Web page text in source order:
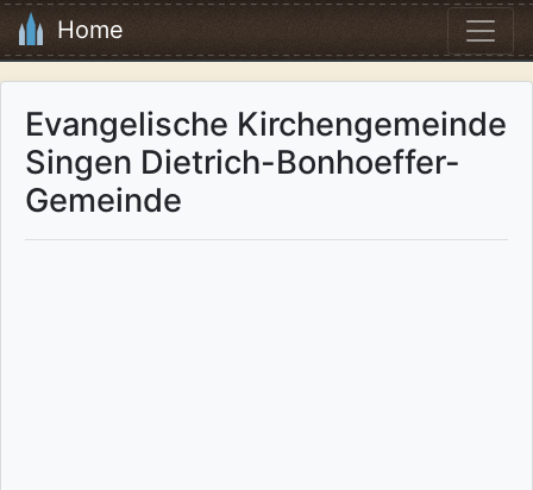
Home
Evangelische Kirchengemeinde
Singen Dietrich-Bonhoeffer-
Gemeinde